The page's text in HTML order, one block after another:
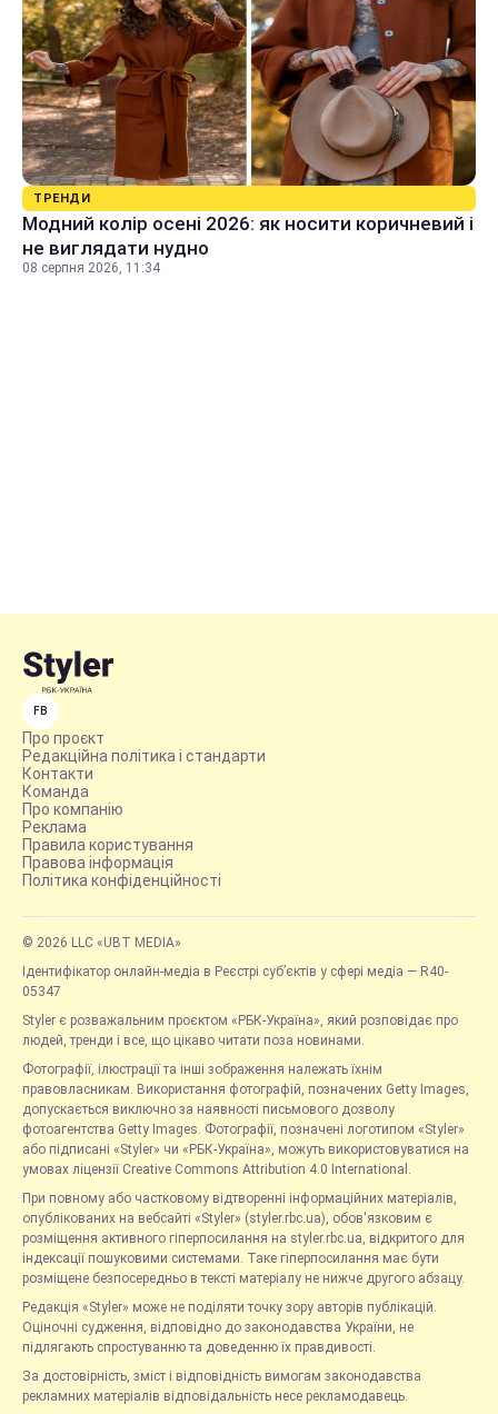
ТРЕНДИ
Модний колір осені 2026: як носити коричневий і
не виглядати нудно
08 серпня 2026, 11:34
FB
Про проєкт
Редакційна політика і стандарти
Контакти
Команда
Про компанію
Реклама
Правила користування
Правова інформація
Політика конфіденційності
© 2026 LLC «UBT MEDIA»
Ідентифікатор онлайн-медіа в Реєстрі суб’єктів у сфері медіа — R40-
05347
Styler є розважальним проєктом «РБК-Україна», який розповідає про
людей, тренди і все, що цікаво читати поза новинами.
Фотографії, ілюстрації та інші зображення належать їхнім
правовласникам. Використання фотографій, позначених Getty Images,
допускається виключно за наявності письмового дозволу
фотоагентства Getty Images. Фотографії, позначені логотипом «Styler»
або підписані «Styler» чи «РБК-Україна», можуть використовуватися на
умовах ліцензії Creative Commons Attribution 4.0 International.
При повному або частковому відтворенні інформаційних матеріалів,
опублікованих на вебсайті «Styler» (styler.rbc.ua), обов'язковим є
розміщення активного гіперпосилання на styler.rbc.ua, відкритого для
індексації пошуковими системами. Таке гіперпосилання має бути
розміщене безпосередньо в тексті матеріалу не нижче другого абзацу.
Редакція «Styler» може не поділяти точку зору авторів публікацій.
Оціночні судження, відповідно до законодавства України, не
підлягають спростуванню та доведенню їх правдивості.
За достовірність, зміст і відповідність вимогам законодавства
рекламних матеріалів відповідальність несе рекламодавець.